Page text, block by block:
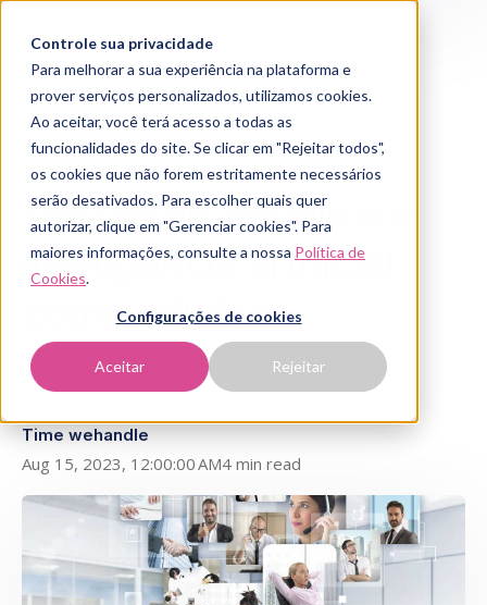
Controle sua privacidade
Para melhorar a sua experiência na plataforma e
prover serviços personalizados, utilizamos cookies.
Ao aceitar, você terá acesso a todas as
funcionalidades do site. Se clicar em "Rejeitar todos",
os cookies que não forem estritamente necessários
serão desativados. Para escolher quais quer
autorizar, clique em "Gerenciar cookies". Para
maiores informações, consulte a nossa Política de
Cookies.
Configurações de cookies
Aceitar Rejeitar
Gestão de terceiros e
inteligência artificial:
como otimizar
processos
Time wehandle
Aug 15, 2023, 12:00:00 AM4 min read